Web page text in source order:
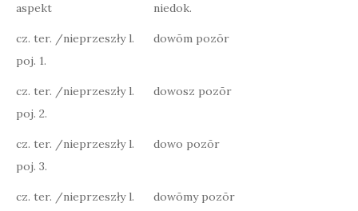
aspekt niedok.
cz. ter. /nieprzeszły l.
poj. 1.
dowōm pozōr
cz. ter. /nieprzeszły l.
poj. 2.
dowosz pozōr
cz. ter. /nieprzeszły l.
poj. 3.
dowo pozōr
cz. ter. /nieprzeszły l.
dowōmy pozōr